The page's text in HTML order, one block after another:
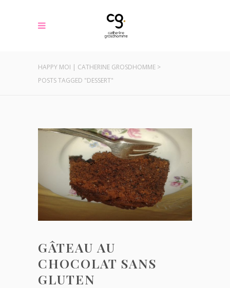
HAPPY MOI | CATHERINE GROSDHOMME >
POSTS TAGGED "DESSERT"
GÂTEAU AU
CHOCOLAT SANS
GLUTEN